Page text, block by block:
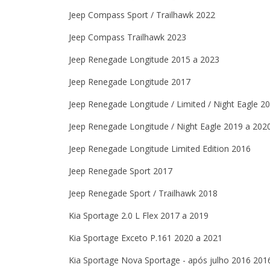
Jeep Compass Sport / Trailhawk 2022
Jeep Compass Trailhawk 2023
Jeep Renegade Longitude 2015 a 2023
Jeep Renegade Longitude 2017
Jeep Renegade Longitude / Limited / Night Eagle
Jeep Renegade Longitude / Night Eagle 2019 a
Jeep Renegade Longitude Limited Edition 2016
Jeep Renegade Sport 2017
Jeep Renegade Sport / Trailhawk 2018
Kia Sportage 2.0 L Flex 2017 a 2019
Kia Sportage Exceto P.161 2020 a 2021
Kia Sportage Nova Sportage - após julho 2016